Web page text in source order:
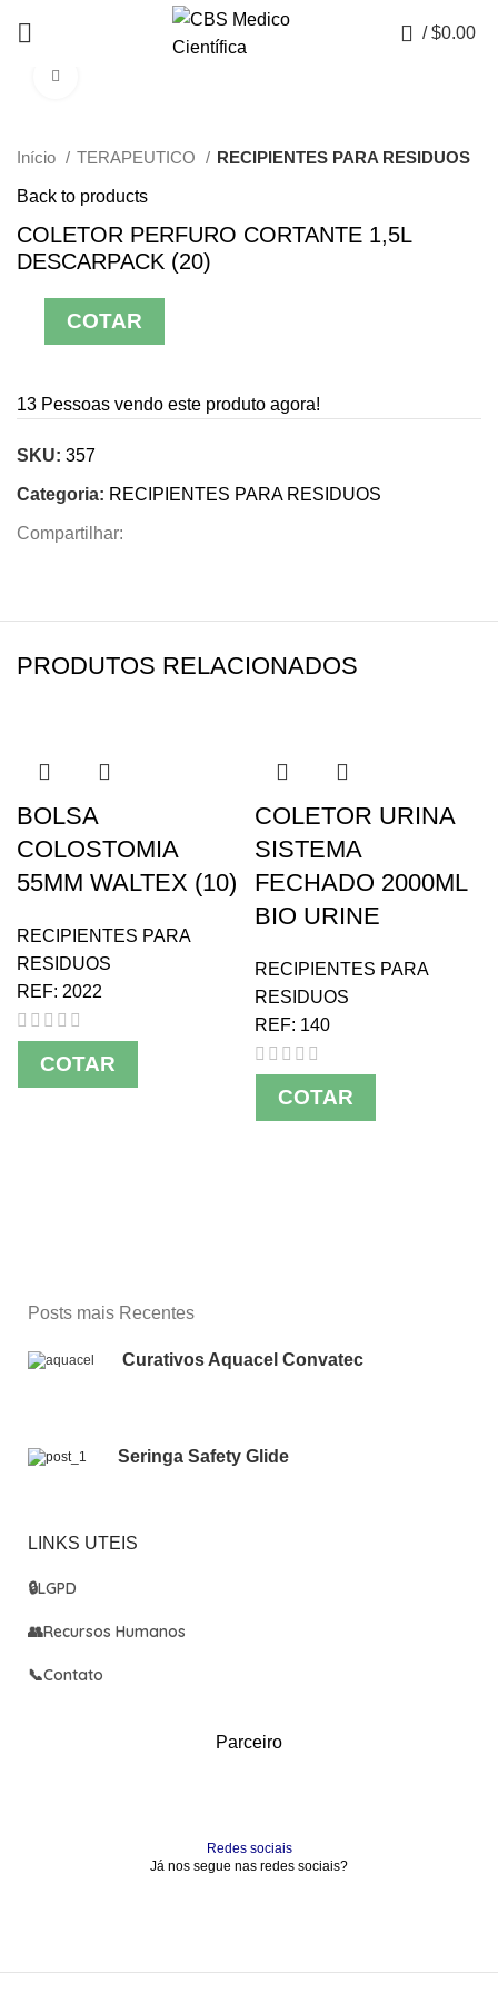
/ $0.00
Início TERAPEUTICO RECIPIENTES PARA RESIDUOS
Back to products
COLETOR PERFURO CORTANTE 1,5L
DESCARPACK (20)
COTAR
13 Pessoas vendo este produto agora!
SKU: 357
Categoria: RECIPIENTES PARA RESIDUOS
Compartilhar:
PRODUTOS RELACIONADOS
BOLSA
COLOSTOMIA
55MM WALTEX (10)
RECIPIENTES PARA
RESIDUOS
REF: 2022
COTAR
COLETOR URINA
SISTEMA
FECHADO 2000ML
BIO URINE
RECIPIENTES PARA
RESIDUOS
REF: 140
COTAR
Posts mais Recentes
Curativos Aquacel Convatec
Seringa Safety Glide
LINKS UTEIS
🔒LGPD
👥Recursos Humanos
📞Contato
Parceiro
Redes sociais
Já nos segue nas redes sociais?